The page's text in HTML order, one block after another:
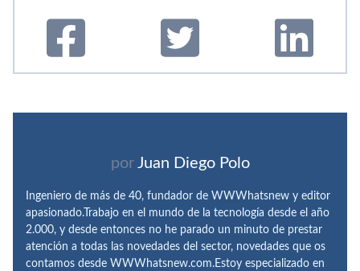
por Juan Diego Polo
Ingeniero de más de 40, fundador de WWWhatsnew y editor
apasionado.Trabajo en el mundo de la tecnología desde el año
2.000, y desde entonces no he parado un minuto de prestar
atención a todas las novedades del sector, novedades que os
contamos desde WWWhatsnew.com.Estoy especializado en